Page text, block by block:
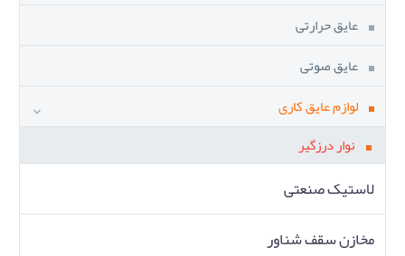
عایق حرارتی
عایق صوتی
لوازم عایق کاری
نوار درزگیر
لاستیک صنعتی
مخازن سقف شناور